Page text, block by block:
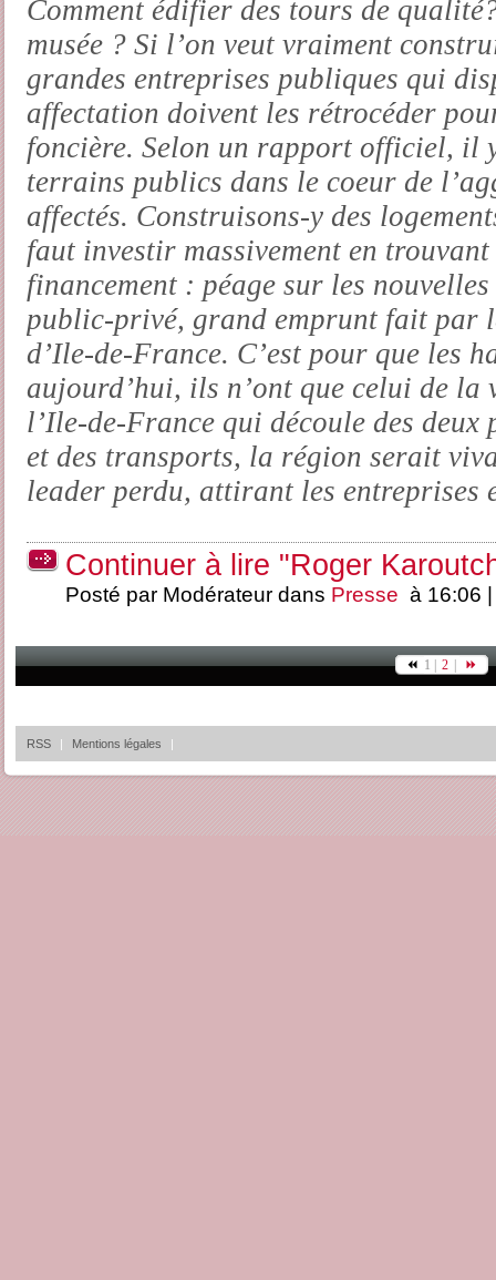
Comment édifier des tours de
musée ? Si l’on veut vraiment
grandes entreprises publiques qui
affectation doivent les rétrocéder
foncière. Selon un rapport officiel, il
terrains publics dans le coeur de
affectés. Construisons-y des
faut investir massivement en
financement : péage sur les
public-privé, grand emprunt fait par
d’Ile-de-France. C’est pour que les
aujourd’hui, ils n’ont que celui de
l’Ile-de-France qui découle des deux
et des transports, la région serait
leader perdu, attirant les entreprises
Continuer à lire "Roger
Posté par Modérateur dans Presse à 16:06
1 | 2
RSS | Mentions légales |